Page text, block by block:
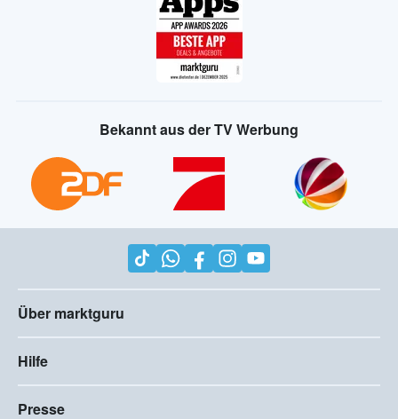
Bekannt aus der TV Werbung
Über marktguru
Hilfe
Presse